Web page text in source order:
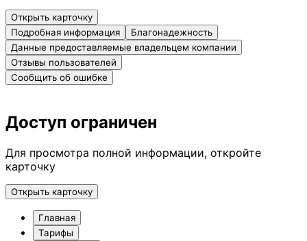
Открыть карточку
Подробная информация
Благонадежность
Данные предоставляемые владельцем компании
Отзывы пользователей
Сообщить об ошибке
Доступ ограничен
Для просмотра полной информации, откройте
карточку
Открыть карточку
Главная
Тарифы